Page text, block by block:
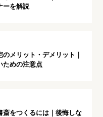
ーを解説
メリット・デメリット｜
ための注意点
斎をつくるには｜後悔しな